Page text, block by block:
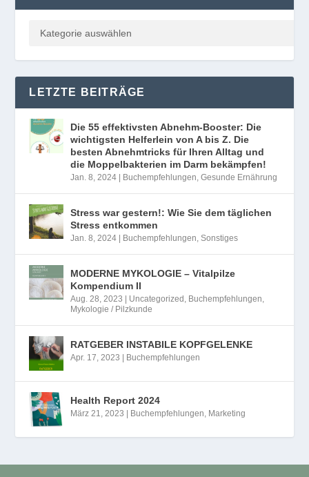
LETZTE BEITRÄGE
Die 55 effektivsten Abnehm-Booster: Die
wichtigsten Helferlein von A bis Z. Die
besten Abnehmtricks für Ihren Alltag und
die Moppelbakterien im Darm bekämpfen!
Jan. 8, 2024 | Buchempfehlungen ,Gesunde Ernährung
Stress war gestern!: Wie Sie dem täglichen
Stress entkommen
Jan. 8, 2024 | Buchempfehlungen ,Sonstiges
MODERNE MYKOLOGIE – Vitalpilze
Kompendium II
Aug. 28, 2023 | Uncategorized Buchempfehlungen
Mykologie / Pilzkunde
RATGEBER INSTABILE KOPFGELENKE
Apr. 17, 2023 | Buchempfehlungen
Health Report 2024
März 21, 2023 | Buchempfehlungen Marketing